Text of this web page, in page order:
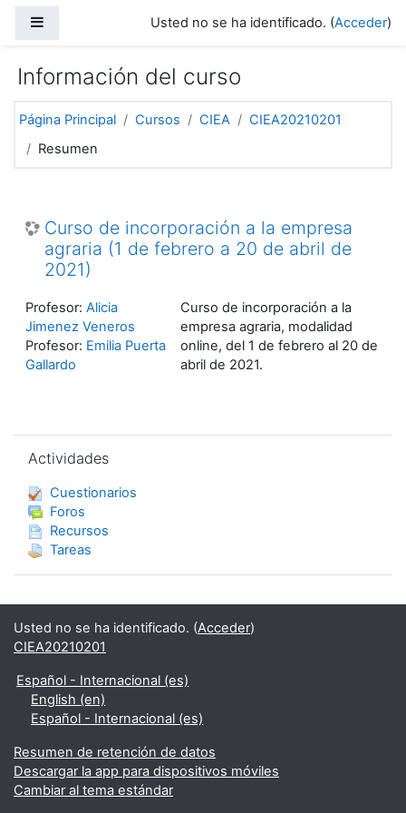
Usted no se ha identificado. (Acceder)
Información del curso
Página Principal Cursos CIEA
CIEA20210201
Resumen
Curso de incorporación a la empresa
agraria (1 de febrero a 20 de abril de
2021)
Curso de incorporación a la
empresa agraria, modalidad
online, del 1 de febrero al 20 de
abril de 2021.
Profesor: Alicia
Jimenez Veneros
Profesor: Emilia Puerta
Gallardo
Actividades
Cuestionarios
Foros
Recursos
Tareas
Usted no se ha identificado. (Acceder)
CIEA20210201
Español - Internacional ‎(es)‎
English ‎(en)‎
Español - Internacional ‎(es)‎
Resumen de retención de datos
Descargar la app para dispositivos móviles
Cambiar al tema estándar